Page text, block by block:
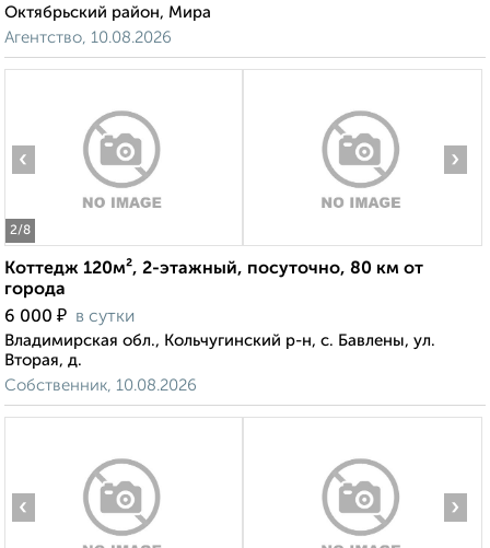
Октябрьский район, Мира
Агентство, 10.08.2026
2/8
‹ ›
Коттедж 120м², 2-этажный, посуточно, 80 км от
города
6 000 ₽ в сутки
Владимирская обл., Кольчугинский р-н, с. Бавлены, ул.
Вторая, д.
Собственник, 10.08.2026
‹ ›